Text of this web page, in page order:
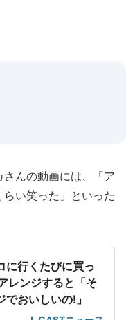
んの動画には、「ア
い笑った」といった
に行くたびに買っ
レンジすると「そ
おいしいの!」